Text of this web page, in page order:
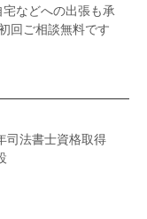
などへの出張も承
回ご相談無料です
司法書士資格取得